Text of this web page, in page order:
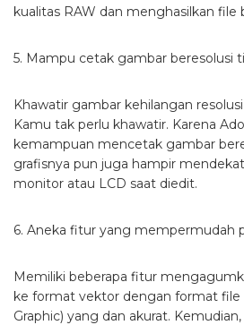
kualitas RAW dan menghasilkan file
5. Mampu cetak gambar beresolusi
Khawatir gambar kehilangan
Kamu tak perlu khawatir. Karena
kemampuan mencetak gambar
grafisnya pun juga hampir
monitor atau LCD saat diedit.
6. Aneka fitur yang mempermudah
Memiliki beberapa fitur
ke format vektor dengan format file
Graphic) yang dan akurat.